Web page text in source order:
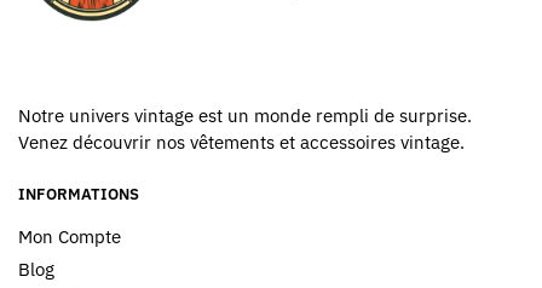
Notre univers vintage est un monde rempli de surprise.
Venez découvrir nos vêtements et accessoires vintage.
INFORMATIONS
Mon Compte
Blog